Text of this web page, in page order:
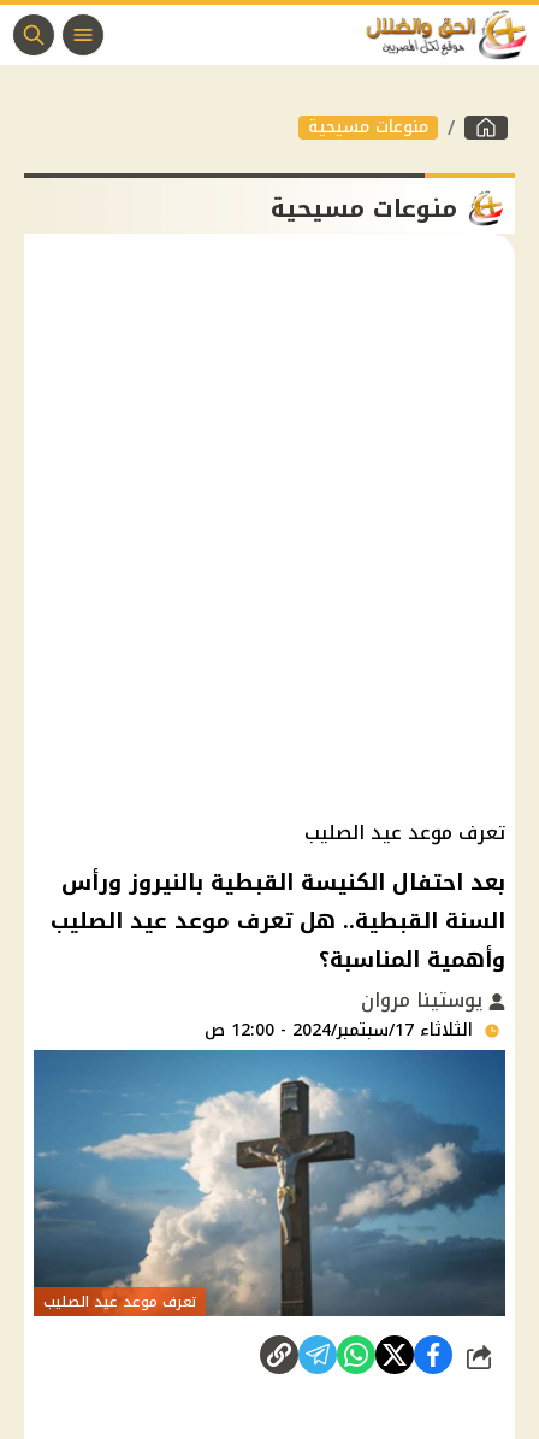
منوعات مسيحية
منوعات مسيحية
تعرف موعد عيد الصليب
بعد احتفال الكنيسة القبطية بالنيروز ورأس
السنة القبطية.. هل تعرف موعد عيد الصليب
وأهمية المناسبة؟
يوستينا مروان
الثلاثاء 17/سبتمبر/2024 - 12:00 ص
تعرف موعد عيد الصليب
شارك